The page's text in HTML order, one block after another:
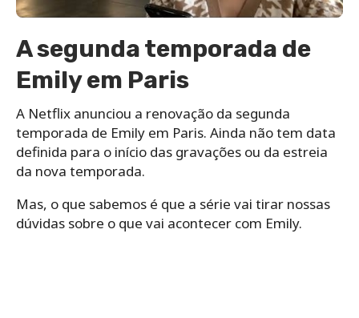
A segunda temporada de
Emily em Paris
A Netflix anunciou a renovação da segunda
temporada de Emily em Paris. Ainda não tem data
definida para o início das gravações ou da estreia
da nova temporada.
Mas, o que sabemos é que a série vai tirar nossas
dúvidas sobre o que vai acontecer com Emily.